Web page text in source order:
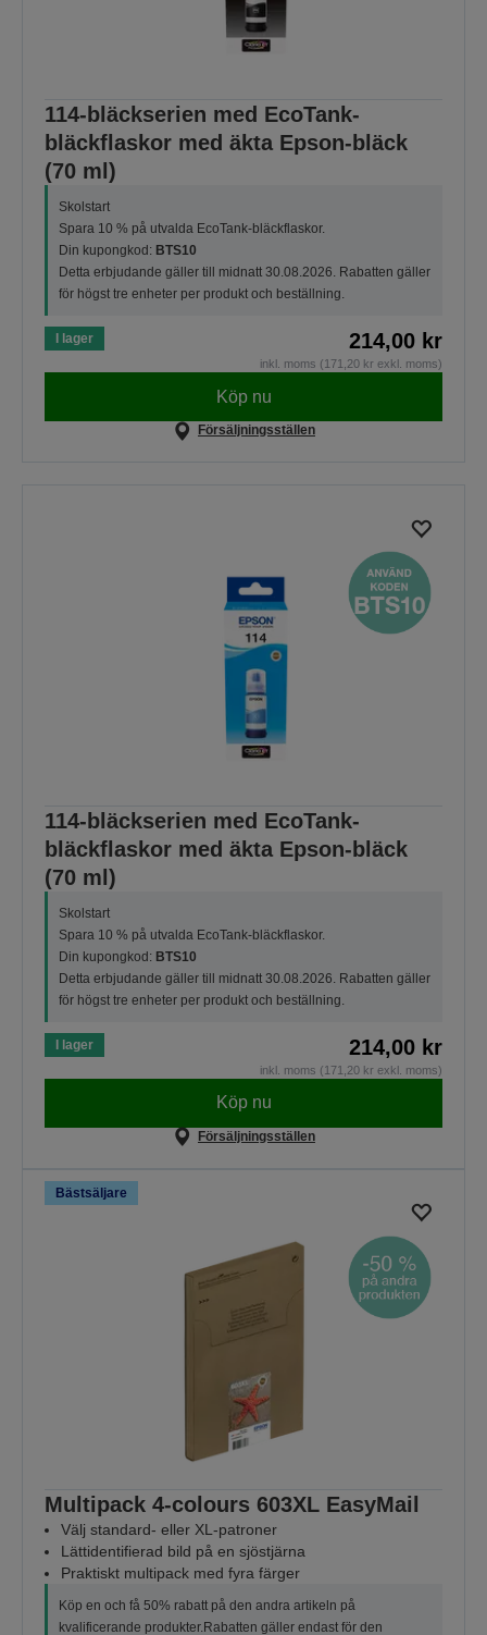
114-bläckserien med EcoTank-
bläckflaskor med äkta Epson-bläck
(70 ml)
Skolstart
Spara 10 % på utvalda EcoTank-bläckflaskor.
Din kupongkod: BTS10
Detta erbjudande gäller till midnatt 30.08.2026. Rabatten gäller
för högst tre enheter per produkt och beställning.
I lager 214,00 kr
inkl. moms (171,20 kr exkl. moms)
Köp nu
Försäljningsställen
114-bläckserien med EcoTank-
bläckflaskor med äkta Epson-bläck
(70 ml)
Skolstart
Spara 10 % på utvalda EcoTank-bläckflaskor.
Din kupongkod: BTS10
Detta erbjudande gäller till midnatt 30.08.2026. Rabatten gäller
för högst tre enheter per produkt och beställning.
I lager 214,00 kr
inkl. moms (171,20 kr exkl. moms)
Köp nu
Försäljningsställen
Bästsäljare
Multipack 4-colours 603XL EasyMail
Välj standard- eller XL-patroner
Lättidentifierad bild på en sjöstjärna
Praktiskt multipack med fyra färger
Köp en och få 50% rabatt på den andra artikeln på
kvalificerande produkter.Rabatten gäller endast för den